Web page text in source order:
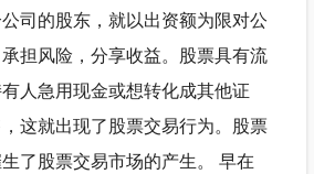
司的股东，就以出资额为限对公
担风险，分享收益。股票具有流
人急用现金或想转化成其他证
这就出现了股票交易行为。股票
了股票交易市场的产生。 早在